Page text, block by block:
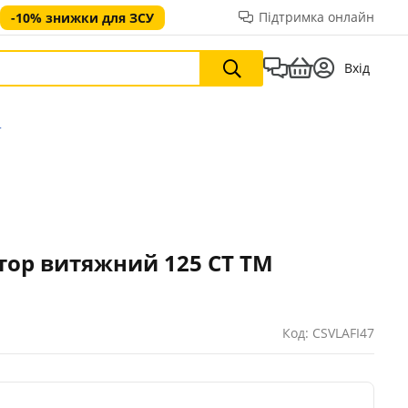
-10% знижки для ЗСУ Підтримка онлайн
Вхід
витяжний 125 СТ ТМ
Код: CSVLAFI47